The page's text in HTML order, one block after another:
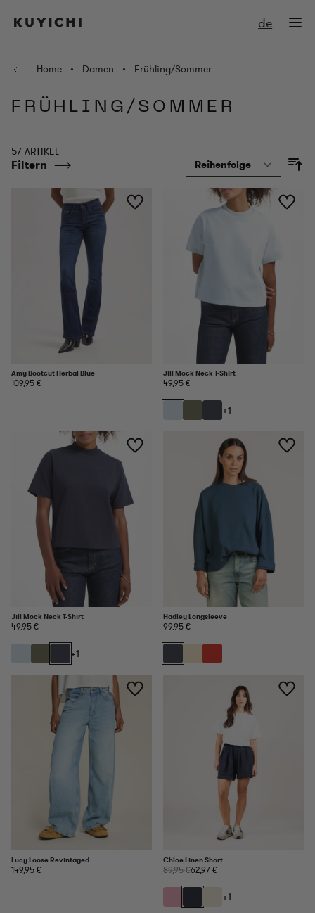
de
Home • Damen • Frühling/Sommer
FRÜHLING/SOMMER
57 ARTIKEL
Filtern
Amy Bootcut Herbal Blue
109,95 €
Jill Mock Neck T-Shirt
49,95 €
+1
Jill Mock Neck T-Shirt
49,95 €
+1
Hadley Longsleeve
99,95 €
Lucy Loose Revintaged
149,95 €
Chloe Linen Short
89,95 €62,97 €
+1